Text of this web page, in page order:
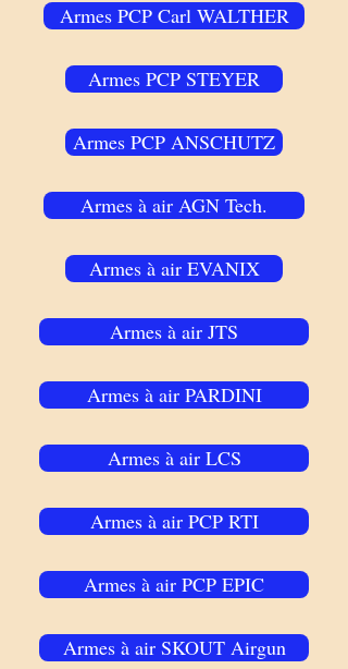
Armes PCP Carl WALTHER
Armes PCP STEYER
Armes PCP ANSCHUTZ
Armes à air AGN Tech.
Armes à air EVANIX
Armes à air JTS
Armes à air PARDINI
Armes à air LCS
Armes à air PCP RTI
Armes à air PCP EPIC
Armes à air SKOUT Airgun